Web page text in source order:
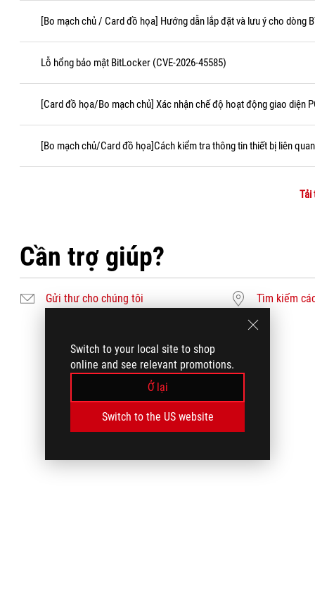
Switch to your local site to shop
online and see relevant promotions.
Ở lại
Switch to the US website
[Bo mạch chủ / Card đồ họa] Hướng dẫn lắp đặt và lưu ý cho dòng
Lỗ hổng bảo mật BitLocker (CVE-2026-45585)
[Card đồ họa/Bo mạch chủ] Xác nhận chế độ hoạt động giao diện
[Bo mạch chủ/Card đồ họa]Cách kiểm tra thông tin thiết bị liên
Tải
Cần trợ giúp?
Gửi thư cho chúng tôi Tìm kiếm